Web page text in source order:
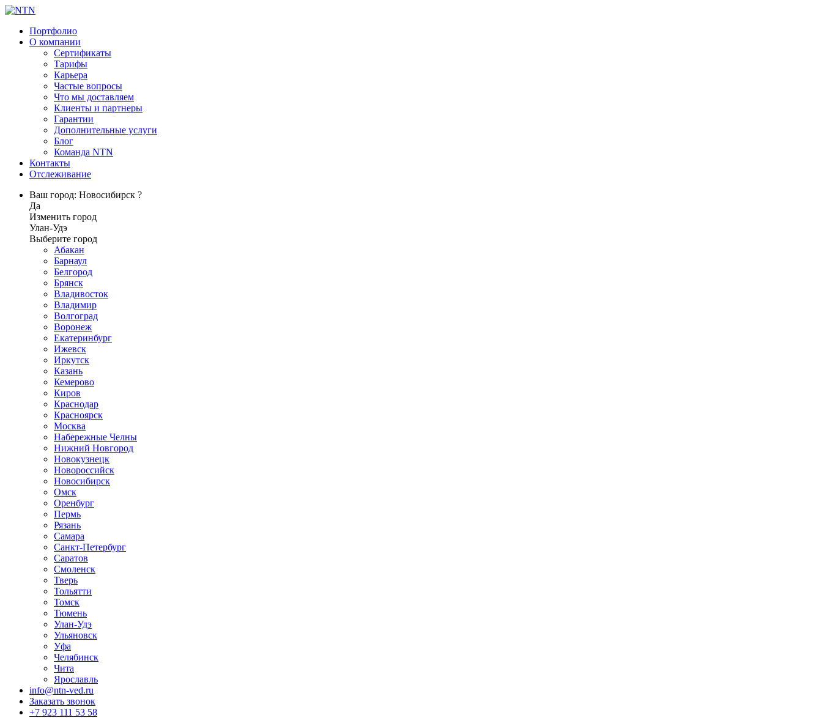
Портфолио
О компании
Сертификаты
Тарифы
Карьера
Частые вопросы
Что мы доставляем
Клиенты и партнеры
Гарантии
Дополнительные услуги
Блог
Команда NTN
Контакты
Отслеживание
Ваш город: Новосибирск ?
Да
Изменить город
Улан-Удэ
Выберите город
Абакан
Барнаул
Белгород
Брянск
Владивосток
Владимир
Волгоград
Воронеж
Екатеринбург
Ижевск
Иркутск
Казань
Кемерово
Киров
Краснодар
Красноярск
Москва
Набережные Челны
Нижний Новгород
Новокузнецк
Новороссийск
Новосибирск
Омск
Оренбург
Пермь
Рязань
Самара
Санкт-Петербург
Саратов
Смоленск
Тверь
Тольятти
Томск
Тюмень
Улан-Удэ
Ульяновск
Уфа
Челябинск
Чита
Ярославль
info@ntn-ved.ru
Заказать звонок
+7 923 111 53 58